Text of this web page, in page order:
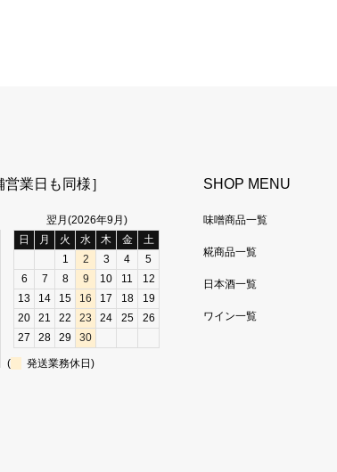
業日も同様］
翌月(2026年9月)
日
月 火 水 木 金
土
1
2 3 4
5
6
7 8 9 10 11
12
13
14 15 16 17 18
19
20
21 22 23 24 25
26
27
28 29 30
( 発送業務休日)
SHOP MENU
味噌商品一覧
糀商品一覧
日本酒一覧
ワイン一覧